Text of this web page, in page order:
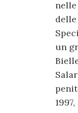
nelle
un